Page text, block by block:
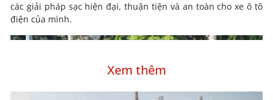
các giải pháp sạc hiện đại, thuận tiện và an toàn cho xe ô tô
điện của mình.
Xem thêm